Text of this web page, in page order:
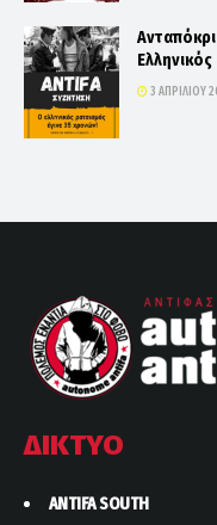
3 ΑΠΡΙΛΊΟΥ
ΔΙΚΤΥΟ
ANTIFA SOUTH